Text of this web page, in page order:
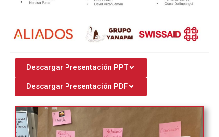
Descargar Presentación PPT
Descargar Presentación PDF